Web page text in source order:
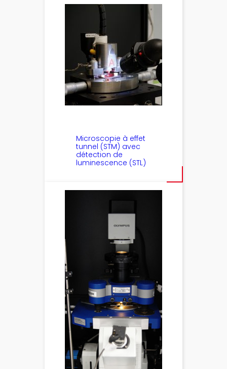
Microscopie à effet
tunnel (STM) avec
détection de
luminescence (STL)